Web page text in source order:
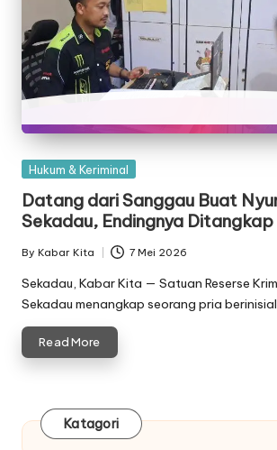
Posted
Hukum & Keriminal
Datang dari Sanggau Buat
Sekadau, Endingnya
Posted
by
By Kabar Kita 7 Mei 2026
Sekadau, Kabar Kita — Satuan Reserse
Sekadau menangkap seorang pria
Read More
Katagori